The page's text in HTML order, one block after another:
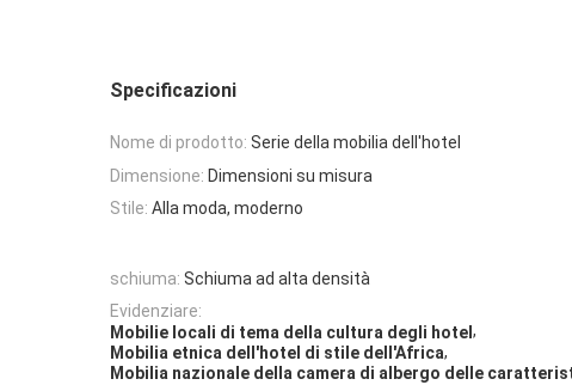
Specificazioni
Nome di prodotto: Serie della mobilia dell'hotel
Dimensione: Dimensioni su misura
Stile: Alla moda, moderno
schiuma: Schiuma ad alta densità
Evidenziare:
Mobilie locali di tema della cultura degli hotel ,
Mobilia etnica dell'hotel di stile dell'Africa,
Mobilia nazionale della camera di albergo delle